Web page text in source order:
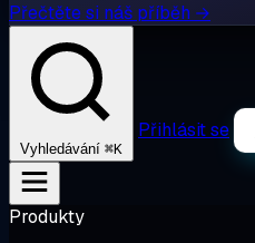
Přečtěte si náš příběh →
Vyhledávání ⌘K
Přihlásit se
Produkty